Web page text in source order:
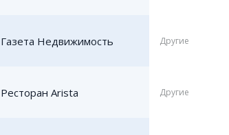
Газета Недвижимость Другие
Ресторан Arista Другие